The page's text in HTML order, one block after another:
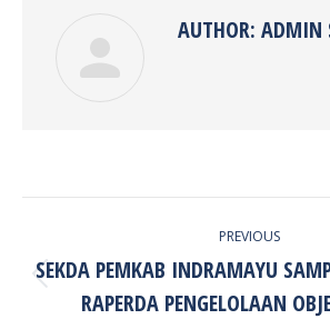
AUTHOR: ADMIN
PREVIOUS
Previous
post:
SEKDA PEMKAB INDRAMAYU
RAPERDA PENGELOLAAN